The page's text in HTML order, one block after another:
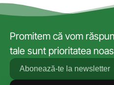
Promitem că vom
tale sunt prioritatea